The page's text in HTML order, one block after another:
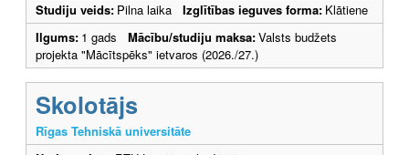
Studiju veids: Pilna laika Izglītības ieguves forma: Klātiene
Ilgums: 1 gads Mācību/studiju maksa:Valsts budžets
projekta "Mācītspēks" ietvaros (2026./27.)
Skolotājs
Rīgas Tehniskā universitāte